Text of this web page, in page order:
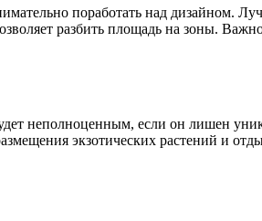
поработать над дизайном.
разбить площадь на зоны.
неполноценным, если он лишен
экзотических растений и